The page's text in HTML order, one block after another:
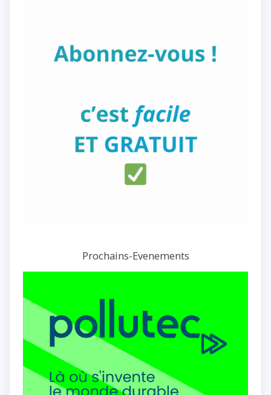
Prochains-Evenements